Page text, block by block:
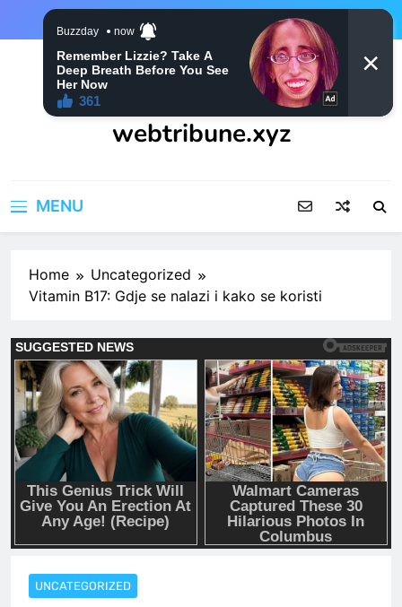
webtribune.xyz
MENU
Home
Uncategorized
Vitamin B17: Gdje se nalazi i kako se koristi
UNCATEGORIZED